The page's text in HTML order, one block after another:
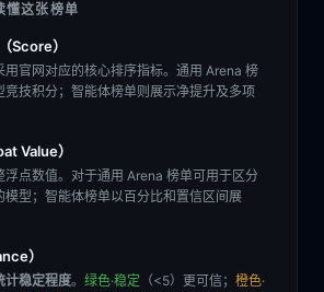
这张榜单
Score）
用官网对应的核心排序指标。通用 Arena 榜
竞技积分；智能体榜单则展示净提升及多项
Value）
浮点数值。对于通用 Arena 榜单可用于区分
模型；智能体榜单以百分比和置信区间展
）
计稳定程度。 绿色·稳定 （<5）更可信； 橙色·